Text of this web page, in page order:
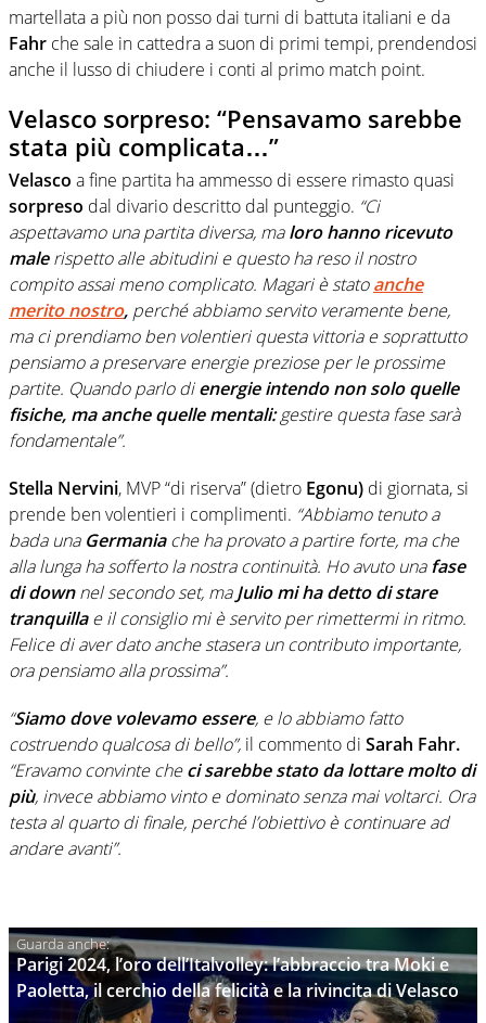
martellata a più non posso dai turni di battuta italiani e da
Fahr che sale in cattedra a suon di primi tempi, prendendosi
anche il lusso di chiudere i conti al primo match point.
Velasco sorpreso: “Pensavamo sarebbe
stata più complicata…”
Velasco a fine partita ha ammesso di essere rimasto quasi
sorpreso dal divario descritto dal punteggio. “Ci
aspettavamo una partita diversa, maloro hanno ricevuto
malerispetto alle abitudini e questo ha reso il nostro
compito assai meno complicato. Magari è statoanche
merito nostro, perché abbiamo servito veramente bene,
ma ci prendiamo ben volentieri questa vittoria e soprattutto
pensiamo a preservare energie preziose per le prossime
partite. Quando parlo dienergie intendo non solo quelle
fisiche, ma anche quelle mentali:gestire questa fase sarà
fondamentale”.
Stella Nervini, MVP “di riserva” (dietro Egonu) di giornata, si
prende ben volentieri i complimenti. “Abbiamo tenuto a
bada una Germaniache ha provato a partire forte, ma che
alla lunga ha sofferto la nostra continuità. Ho avuto unafase
di downnel secondo set, maJulio mi ha detto di stare
tranquillae il consiglio mi è servito per rimettermi in ritmo.
Felice di aver dato anche stasera un contributo importante,
ora pensiamo alla prossima”.
“Siamo dove volevamo essere, e lo abbiamo fatto
costruendo qualcosa di bello”, il commento di Sarah Fahr.
“Eravamo convinte checi sarebbe stato da lottare molto di
più, invece abbiamo vinto e dominato senza mai voltarci. Ora
testa al quarto di finale, perché l’obiettivo è continuare ad
andare avanti”.
Parigi 2024, l’oro dell’Italvolley: l’abbraccio tra Moki e
Paoletta, il cerchio della felicità e la rivincita di Velasco